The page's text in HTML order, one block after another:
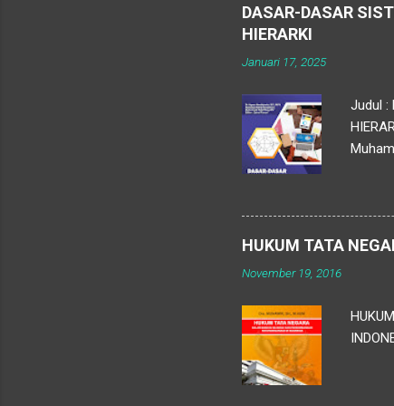
DASAR-DASAR
HIERARKI
Januari 17, 2025
Judul :
untuk
HUKUM TATA
November 19, 2016
: